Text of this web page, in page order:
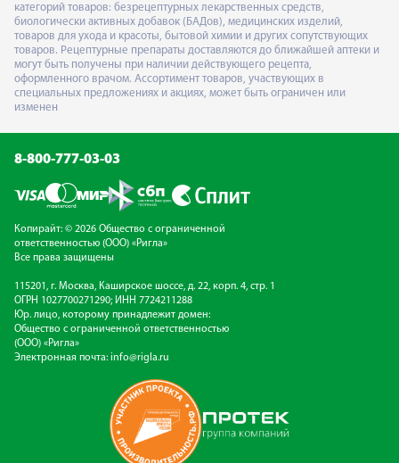
категорий товаров: безрецептурных лекарственных средств,
биологически активных добавок (БАДов), медицинских изделий,
товаров для ухода и красоты, бытовой химии и других сопутствующих
товаров. Рецептурные препараты доставляются до ближайшей аптеки и
могут быть получены при наличии действующего рецепта,
оформленного врачом. Ассортимент товаров, участвующих в
специальных предложениях и акциях, может быть ограничен или
изменен
8-800-777-03-03
Копирайт: © 2026 Общество с ограниченной
ответственностью (ООО) «Ригла»
Все права защищены
115201, г. Москва, Каширское шоссе, д. 22, корп. 4, стр. 1
ОГРН 1027700271290; ИНН 7724211288
Юр. лицо, которому принадлежит домен:
Общество с ограниченной ответственностью
(ООО) «Ригла»
Электронная почта: info@rigla.ru